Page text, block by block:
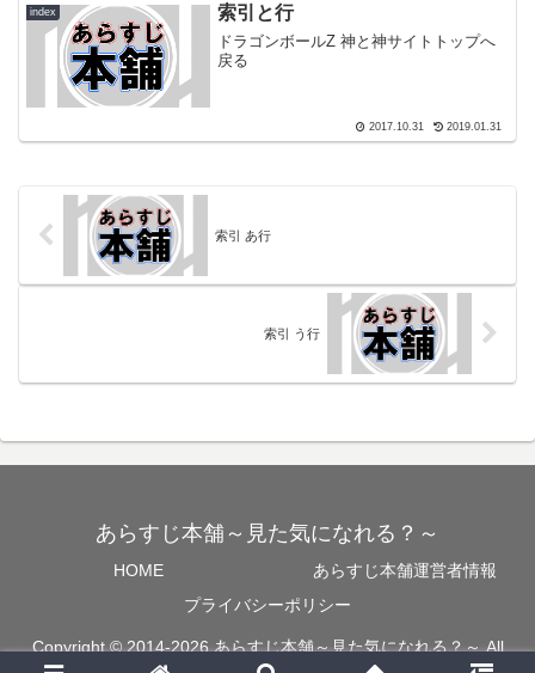
index 索引と行
ドラゴンボールZ 神と神サイトトップへ
戻る
2017.10.31 2019.01.31
索引 あ行
索引 う行
あらすじ本舗～見た気になれる？～
HOME
あらすじ本舗運営者情報
プライバシーポリシー
Copyright © 2014-2026 あらすじ本舗～見た気になれる？～ All